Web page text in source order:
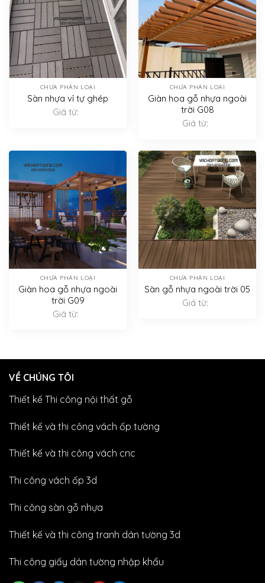
CHƯA PHÂN LOẠI
Sàn nhựa vỉ tự ghép
Giá từ:
CHƯA PHÂN LOẠI
Giàn hoa gỗ nhựa ngoài
trời G08
Giá từ:
CHƯA PHÂN LOẠI
Giàn hoa gỗ nhựa ngoài
trời G09
Giá từ:
CHƯA PHÂN LOẠI
Sàn gỗ nhựa ngoài trời 05
Giá từ:
VỀ CHÚNG TÔI
Thiết kế Thi công nội thất gỗ
Thiết kế và thi công vách ốp tường
Thiết kế và thi công vách cnc
Thi công vách ốp 3d
Thi công sàn gỗ nhựa
Thiết kế và thi công tranh dán tường 3d
Thi công giấy dán tường nhập khẩu